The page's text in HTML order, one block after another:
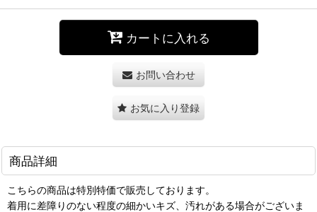
カートに入れる
お問い合わせ
お気に入り登録
商品詳細
こちらの商品は特別特価で販売しております。
着用に差障りのない程度の細かいキズ、汚れがある場合がございま